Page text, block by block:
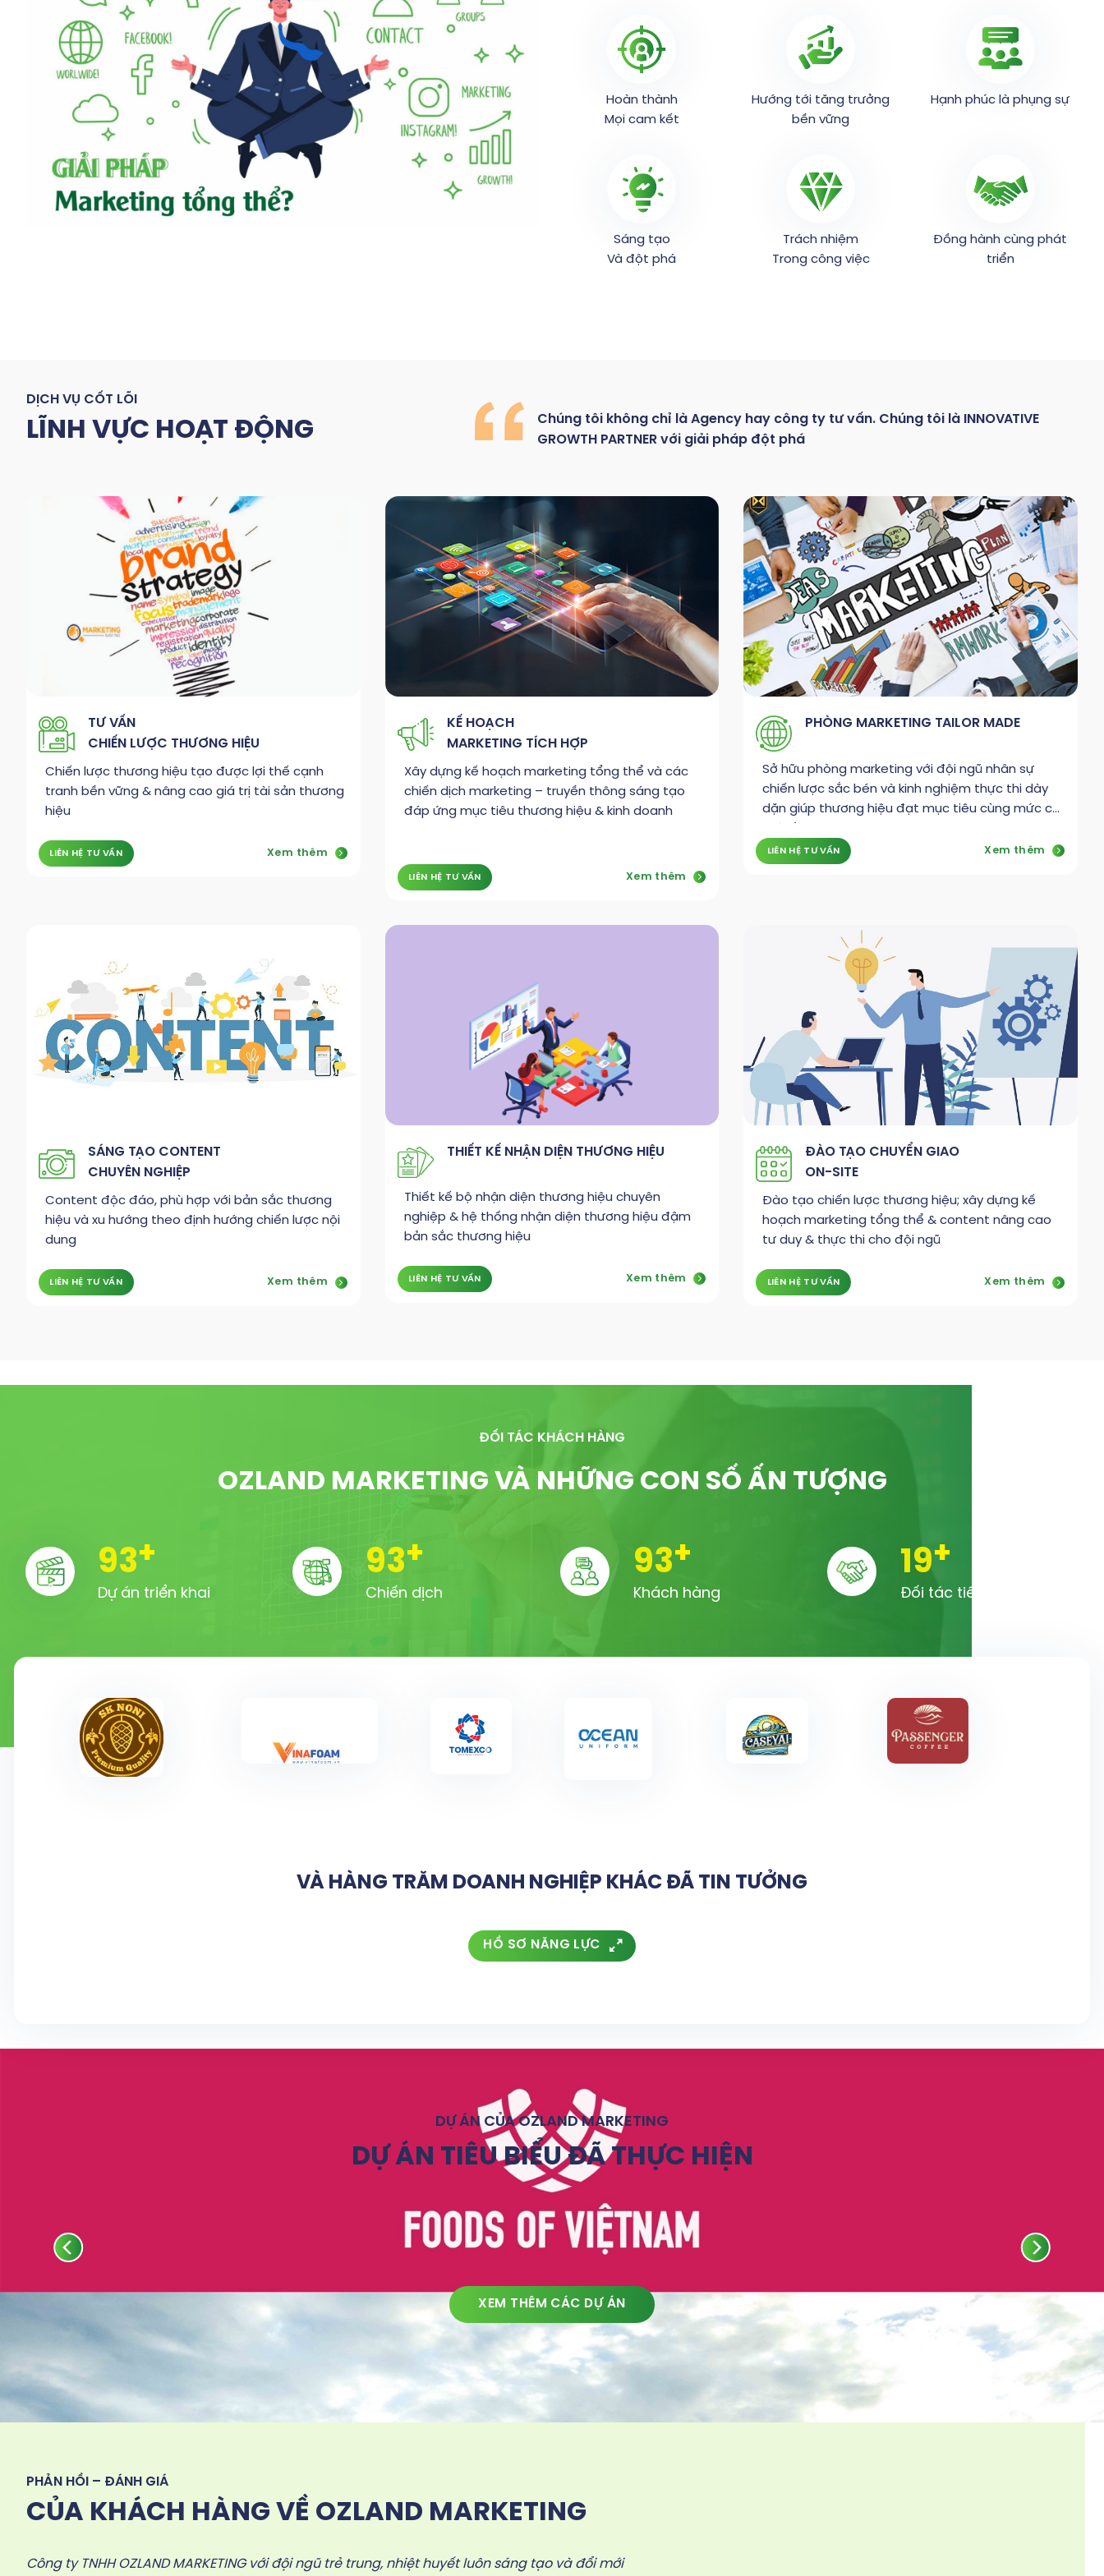
Hoàn thành
Mọi cam kết
Hướng tới tăng trưởng
bền vững
Hạnh phúc là phụng sự
Sáng tạo
Và đột phá
Trách nhiệm
Trong công việc
Đồng hành cùng phát
triển
DỊCH VỤ CỐT LÕI
LĨNH VỰC HOẠT ĐỘNG Chúng tôi không chỉ là Agency hay công ty tư vấn. Chúng tôi là
INNOVATIVE
GROWTH PARTNER với giải pháp đột phá
TƯ VẤN
CHIẾN LƯỢC THƯƠNG HIỆU
Chiến lược thương hiệu tạo được lợi thế cạnh
tranh bền vững & nâng cao giá trị tài sản thương
hiệu
LIÊN HỆ TƯ VẤN Xem thêm
KẾ HOẠCH
MARKETING TÍCH HỢP
Xây dựng kế hoạch marketing tổng thể và các
chiến dịch marketing – truyền thông sáng tạo
đáp ứng mục tiêu thương hiệu & kinh doanh
LIÊN HỆ TƯ VẤN Xem thêm
PHÒNG MARKETING TAILOR MADE
Sở hữu phòng marketing với đội ngũ nhân sự
chiến lược sắc bén và kinh nghiệm thực thi dày
dặn giúp thương hiệu đạt mục tiêu cùng mức chi
LIÊN HỆ TƯ VẤN Xem thêm
SÁNG TẠO CONTENT
CHUYÊN NGHIỆP
Content độc đáo, phù hợp với bản sắc thương
hiệu và xu hướng theo định hướng chiến lược nội
dung
LIÊN HỆ TƯ VẤN Xem thêm
THIẾT KẾ NHẬN DIỆN THƯƠNG HIỆU
Thiết kế bộ nhận diện thương hiệu chuyên
nghiệp & hệ thống nhận diện thương hiệu đậm
bản sắc thương hiệu
LIÊN HỆ TƯ VẤN Xem thêm
ĐÀO TẠO CHUYỂN GIAO
ON-SITE
Đào tạo chiến lược thương hiệu; xây dựng kế
hoạch marketing tổng thể & content nâng cao
tư duy & thực thi cho đội ngũ
LIÊN HỆ TƯ VẤN Xem thêm
ĐỐI TÁC KHÁCH HÀNG
OZLAND MARKETING VÀ NHỮNG CON SỐ ẤN TƯỢNG
100
Dự án triển khai
100+
Chiến dịch
100+
Khách hàng
20+
Đối tác tiêu biểu
VÀ HÀNG TRĂM DOANH NGHIỆP KHÁC ĐÃ TIN TƯỞNG
HỒ SƠ NĂNG LỰC
DỰ ÁN CỦA OZLAND MARKETING
DỰ ÁN TIÊU BIỂU ĐÃ THỰC HIỆN
XEM THÊM CÁC DỰ ÁN
PHẢN HỒI – ĐÁNH GIÁ
CỦA KHÁCH HÀNG VỀ OZLAND MARKETING
Công ty TNHH OZLAND MARKETING với đội ngũ trẻ trung, nhiệt huyết luôn sáng tạo và đổi mới